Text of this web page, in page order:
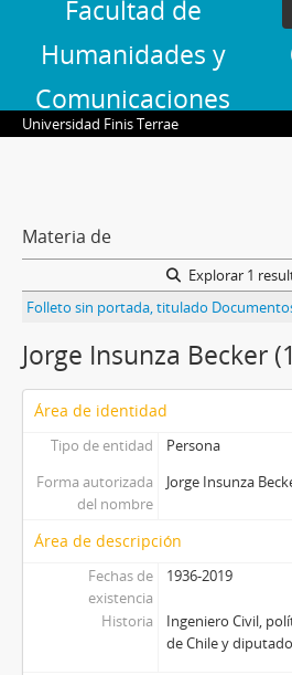
Facultad de
Humanidades y
Comunicaciones
Universidad Finis Terrae
Materia de
Explorar 1
Jorge Insunza Becker
Área de identidad
Tipo de entidad
Persona
Forma autorizada
del nombre
Jorge Insunza
Área de descripción
Fechas de
existencia
1936-2019
Historia
Ingeniero Civil,
de Chile y